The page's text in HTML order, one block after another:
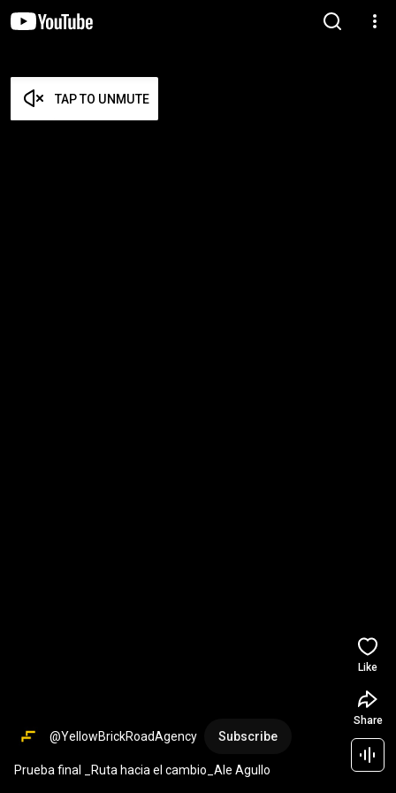
TAP TO UNMUTE
@YellowBrickRoadAgency Subscribe
Prueba final _Ruta hacia el cambio_Ale Agullo
Like
Share